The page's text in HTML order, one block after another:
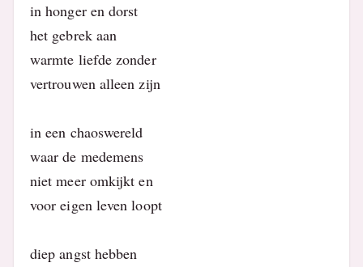
in honger en dorst
het gebrek aan
warmte liefde zonder
vertrouwen alleen zijn
in een chaoswereld
waar de medemens
niet meer omkijkt en
voor eigen leven loopt
diep angst hebben